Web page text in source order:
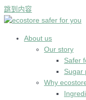
跳到内容
About us
Our story
Safer
Sugar
Why